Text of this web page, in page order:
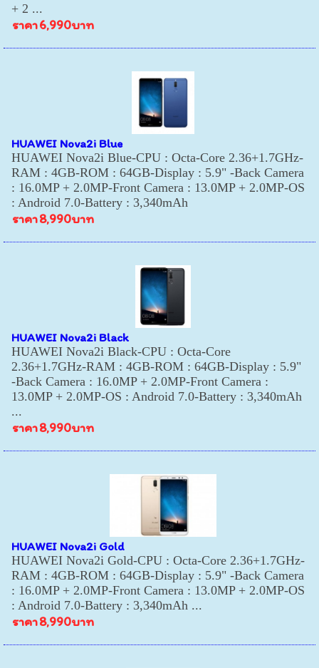
+ 2 ...
ราคา6,990บาท
HUAWEI Nova2i Blue
HUAWEI Nova2i Blue-CPU : Octa-Core 2.36+1.7GHz-
RAM : 4GB-ROM : 64GB-Display : 5.9" -Back Camera
: 16.0MP + 2.0MP-Front Camera : 13.0MP + 2.0MP-OS
: Android 7.0-Battery : 3,340mAh
ราคา8,990บาท
HUAWEI Nova2i Black
HUAWEI Nova2i Black-CPU : Octa-Core
2.36+1.7GHz-RAM : 4GB-ROM : 64GB-Display : 5.9"
-Back Camera : 16.0MP + 2.0MP-Front Camera :
13.0MP + 2.0MP-OS : Android 7.0-Battery : 3,340mAh
...
ราคา8,990บาท
HUAWEI Nova2i Gold
HUAWEI Nova2i Gold-CPU : Octa-Core 2.36+1.7GHz-
RAM : 4GB-ROM : 64GB-Display : 5.9" -Back Camera
: 16.0MP + 2.0MP-Front Camera : 13.0MP + 2.0MP-OS
: Android 7.0-Battery : 3,340mAh ...
ราคา8,990บาท